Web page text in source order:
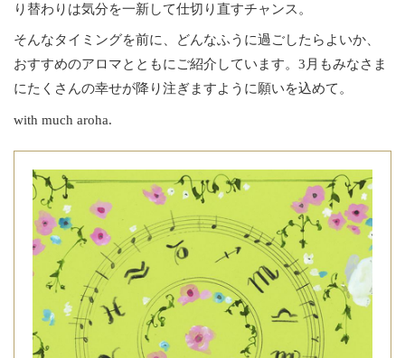
り替わりは気分を一新して仕切り直すチャンス。
そんなタイミングを前に、どんなふうに過ごしたらよいか、
おすすめのアロマとともにご紹介しています。3月もみなさま
にたくさんの幸せが降り注ぎますように願いを込めて。
with much aroha.